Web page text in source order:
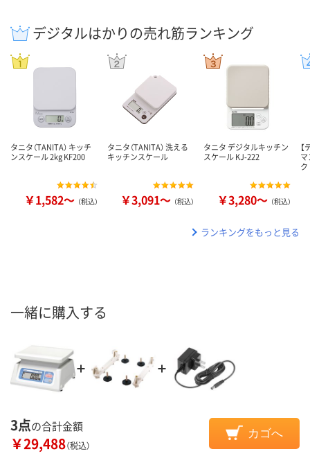
デジタルはかりの売れ筋ランキング
タニタ（TANITA） キッチ
ンスケール 2kg KF200
￥1,582～ （税込）
タニタ（TANITA） 洗える
キッチンスケール
￥3,091～ （税込）
タニタ デジタルキッチン
スケール KJ-222
￥3,280～ （税込）
ランキングをもっと見る
一緒に購入する
3点の合計金額
￥29,488（税込）
カゴへ